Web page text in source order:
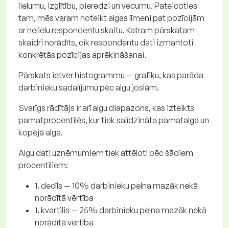
lielumu, izglītību, pieredzi un vecumu. Pateicoties
tam, mēs varam noteikt algas līmeni pat pozīcijām
ar nelielu respondentu skaitu. Katram pārskatam
skaidri norādīts, cik respondentu dati izmantoti
konkrētās pozīcijas aprēķināšanai.
Pārskats ietver histogrammu — grafiku, kas parāda
darbinieku sadalījumu pēc algu joslām.
Svarīgs rādītājs ir arī algu diapazons, kas izteikts
pamatprocentilēs, kur tiek salīdzināta pamatalga un
kopējā alga.
Algu dati uzņēmumiem tiek attēloti pēc šādiem
procentiliem:
1. decīls — 10% darbinieku pelna mazāk nekā
norādītā vērtība
1. kvartilis — 25% darbinieku pelna mazāk nekā
norādītā vērtība